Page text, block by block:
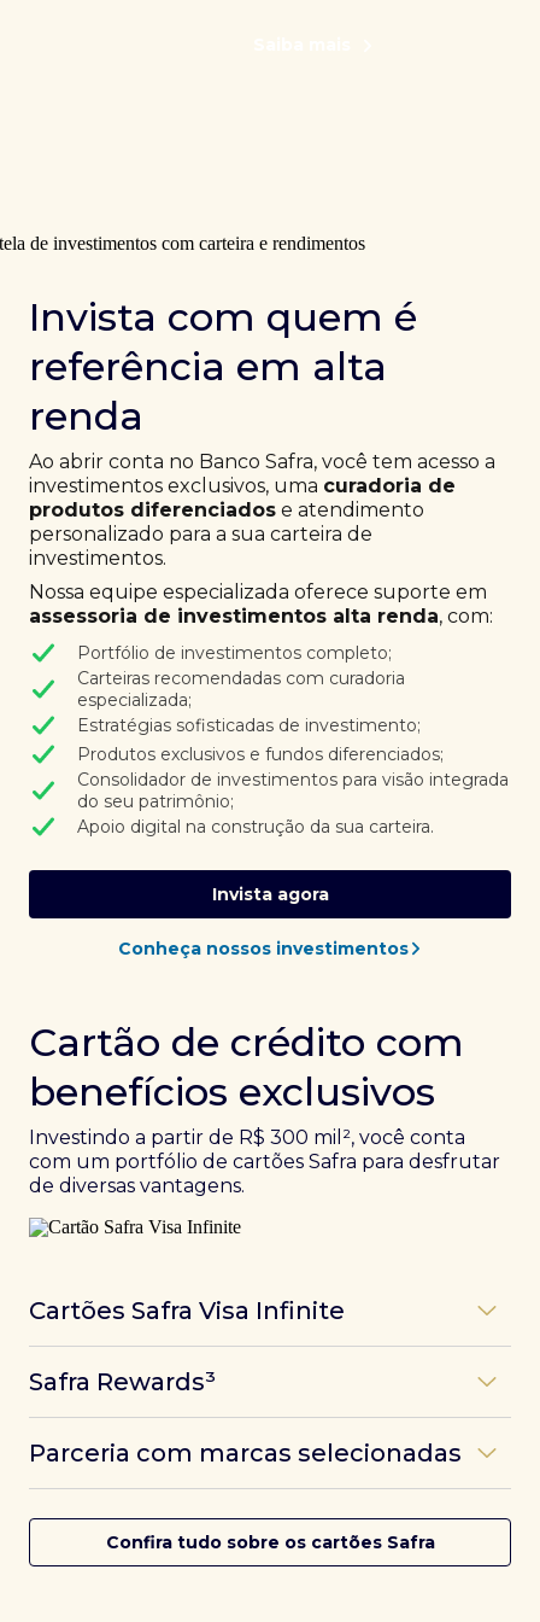
Invista com quem é
referência em alta
renda
Ao abrir conta no Banco Safra, você tem acesso a
investimentos exclusivos, uma curadoria de
produtos diferenciados e atendimento
personalizado para a sua carteira de
investimentos.
Nossa equipe especializada oferece suporte em
assessoria de investimentos alta renda, com:
Portfólio de investimentos completo;
Carteiras recomendadas com curadoria
especializada;
Estratégias sofisticadas de investimento;
Produtos exclusivos e fundos diferenciados;
Consolidador de investimentos para visão integrada
do seu patrimônio;
Apoio digital na construção da sua carteira.
Invista agora
Conheça nossos investimentos
Cartão de crédito com
benefícios exclusivos
Investindo a partir de R$ 300 mil², você conta
com um portfólio de cartões Safra para desfrutar
de diversas vantagens.
Cartões Safra Visa Infinite
experiências refinadas a benefícios únicos, como
converte seus investimentos em limite no cartão e
conta com acesso a mais de 1.400 salas VIP Dragon
Pass ao redor do mundo.
Safra Rewards³
das melhores pontuações do mercado.
Parceria com marcas selecionadas
cartões Safra.
Confira tudo sobre os cartões Safra